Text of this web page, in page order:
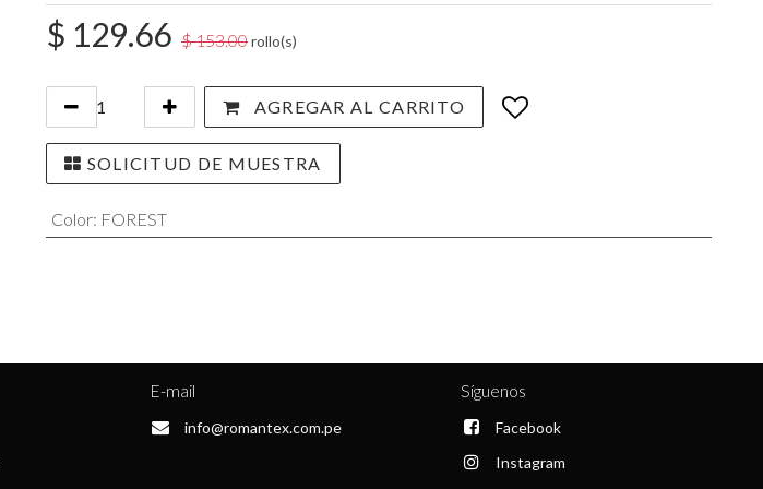
$ 129.66 $153.00rollo(s)
AGREGAR AL CARRITO
SOLICITUD DE MUESTRA
Color: FOREST
E-mail
info@romantex.com.pe
Síguenos
Facebook
Instagram